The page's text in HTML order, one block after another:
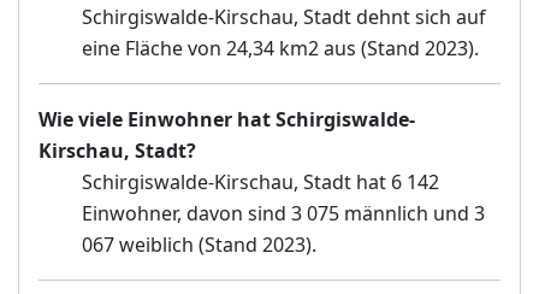
Schirgiswalde-Kirschau, Stadt dehnt sich auf
eine Fläche von 24,34 km2 aus (Stand 2023).
Wie viele Einwohner hat Schirgiswalde-
Kirschau, Stadt?
Schirgiswalde-Kirschau, Stadt hat 6 142
Einwohner, davon sind 3 075 männlich und 3
067 weiblich (Stand 2023).